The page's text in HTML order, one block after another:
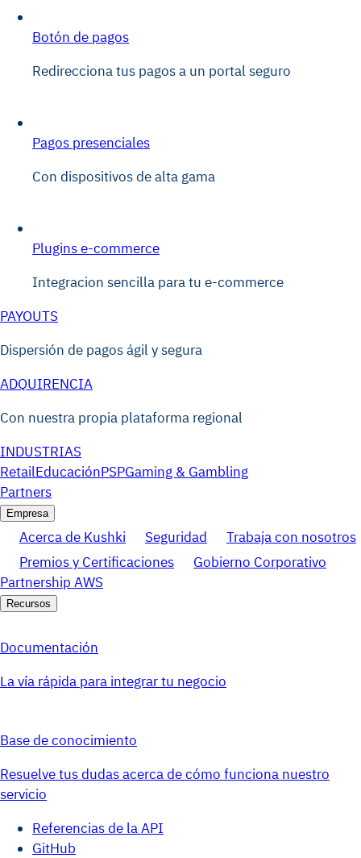
Botón de pagos
Redirecciona tus pagos a un portal seguro
Pagos presenciales
Con dispositivos de alta gama
Plugins e-commerce
Integracion sencilla para tu e-commerce
PAYOUTS
Dispersión de pagos ágil y segura
ADQUIRENCIA
Con nuestra propia plataforma regional
INDUSTRIAS
RetailEducaciónPSPGaming & Gambling
Partners
Empresa
Acerca de Kushki Seguridad
Trabaja con nosotros
Premios y Certificaciones
Gobierno Corporativo
Partnership AWS
Recursos
Documentación
La vía rápida para integrar tu negocio
Base de conocimiento
Resuelve tus dudas acerca de cómo funciona nuestro
servicio
Referencias de la API
GitHub